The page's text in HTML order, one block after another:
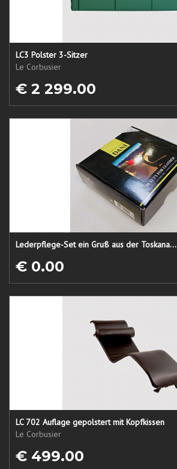
LC3 Polster 3-Sitzer
Le Corbusier
€ 2 299.00
Lederpflege-Set ein Gruß aus der Toskana...
€ 0.00
LC 702 Auflage gepolstert mit Kopfkissen
Le Corbusier
€ 499.00